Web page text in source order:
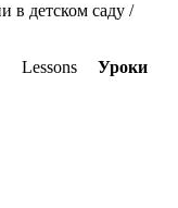
в детском саду /
Уроки